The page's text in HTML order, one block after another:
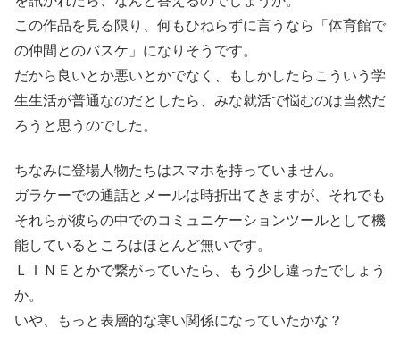
この作品を見る限り、何もひねらずに言うなら「体育館で
の仲間とのバスケ」になりそうです。
だから良いとか悪いとかでなく、もしかしたらこういう学
生生活が普通なのだとしたら、みな就活で悩むのは当然だ
ろうと思うのでした。
ちなみに登場人物たちはスマホを持っていません。
ガラケーでの通話とメールは時折出てきますが、それでも
それらが彼らの中でのコミュニケーションツールとして機
能しているところはほとんど無いです。
ＬＩＮＥとかで繋がっていたら、もう少し違ったでしょう
か。
いや、もっと表層的な寒い関係になっていたかな？